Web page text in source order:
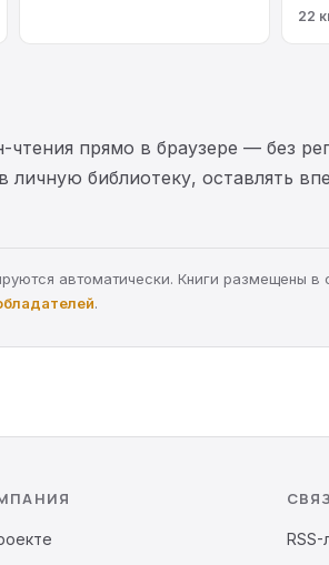
22
прямо в браузере — без
библиотеку, оставлять
автоматически. Книги размещены в
.